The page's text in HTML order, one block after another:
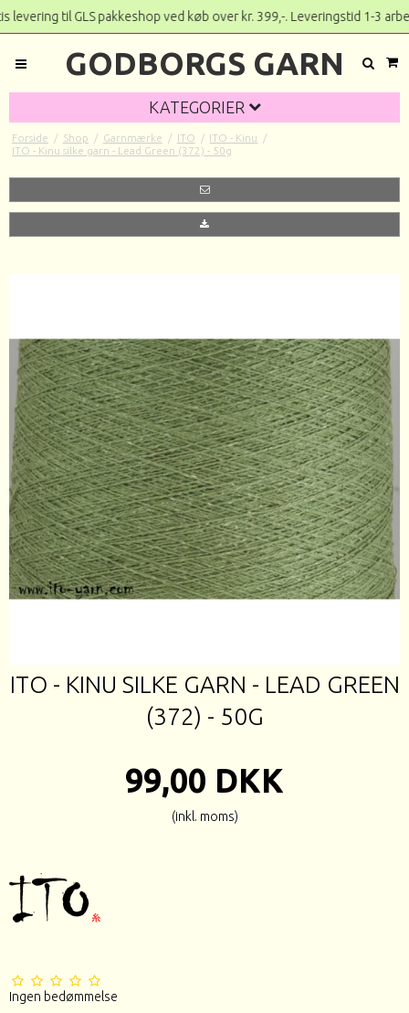
til GLS pakkeshop ved køb over kr. 399,-.
GODBORGS GARN
KATEGORIER
Forside / Shop / Garnmærke / ITO / ITO - Kinu
/
ITO - Kinu silke garn - Lead Green (372) - 50g
ITO - KINU SILKE GARN - LEAD GREEN
(372) - 50G
99,00 DKK
(inkl. moms)
Ingen bedømmelse